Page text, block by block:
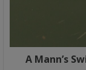
A Mann’s